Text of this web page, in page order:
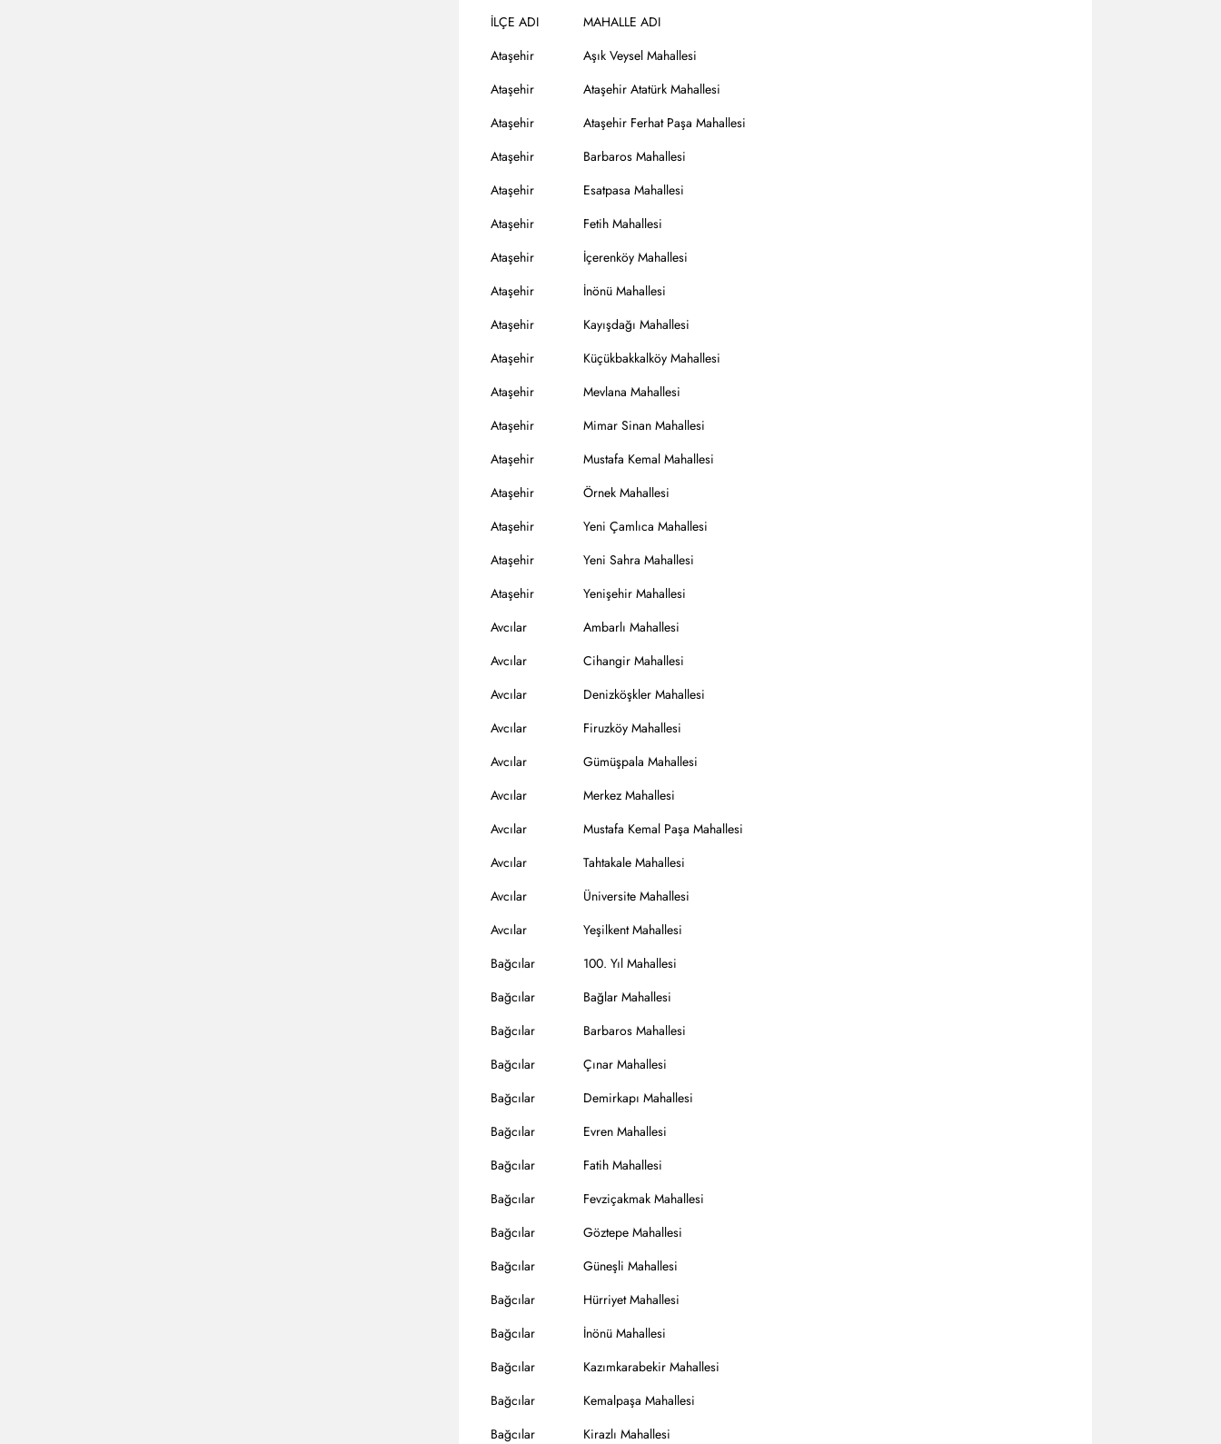
İLÇE ADI
MAHALLE ADI
Ataşehir
Aşık Veysel Mahallesi
Ataşehir
Ataşehir Atatürk Mahallesi
Ataşehir
Ataşehir Ferhat Paşa Mahallesi
Ataşehir
Barbaros Mahallesi
Ataşehir
Esatpasa Mahallesi
Ataşehir
Fetih Mahallesi
Ataşehir
İçerenköy Mahallesi
Ataşehir
İnönü Mahallesi
Ataşehir
Kayışdağı Mahallesi
Ataşehir
Küçükbakkalköy Mahallesi
Ataşehir
Mevlana Mahallesi
Ataşehir
Mimar Sinan Mahallesi
Ataşehir
Mustafa Kemal Mahallesi
Ataşehir
Örnek Mahallesi
Ataşehir
Yeni Çamlıca Mahallesi
Ataşehir
Yeni Sahra Mahallesi
Ataşehir
Yenişehir Mahallesi
Avcılar
Ambarlı Mahallesi
Avcılar
Cihangir Mahallesi
Avcılar
Denizköşkler Mahallesi
Avcılar
Firuzköy Mahallesi
Avcılar
Gümüşpala Mahallesi
Avcılar
Merkez Mahallesi
Avcılar
Mustafa Kemal Paşa Mahallesi
Avcılar
Tahtakale Mahallesi
Avcılar
Üniversite Mahallesi
Avcılar
Yeşilkent Mahallesi
Bağcılar
100. Yıl Mahallesi
Bağcılar
Bağlar Mahallesi
Bağcılar
Barbaros Mahallesi
Bağcılar
Çınar Mahallesi
Bağcılar
Demirkapı Mahallesi
Bağcılar
Evren Mahallesi
Bağcılar
Fatih Mahallesi
Bağcılar
Fevziçakmak Mahallesi
Bağcılar
Göztepe Mahallesi
Bağcılar
Güneşli Mahallesi
Bağcılar
Hürriyet Mahallesi
Bağcılar
İnönü Mahallesi
Bağcılar
Kazımkarabekir Mahallesi
Bağcılar
Kemalpaşa Mahallesi
Bağcılar
Kirazlı Mahallesi